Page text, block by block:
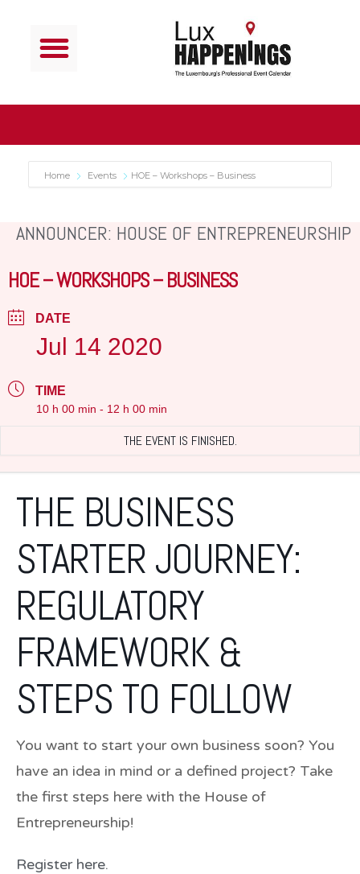
Home Events HOE – Workshops – Business
ANNOUNCER: HOUSE OF ENTREPRENEURSHIP
HOE – WORKSHOPS – BUSINESS
DATE
Jul 14 2020
TIME
10 h 00 min - 12 h 00 min
THE EVENT IS FINISHED.
THE BUSINESS
STARTER JOURNEY:
REGULATORY
FRAMEWORK &
STEPS TO FOLLOW
You want to start your own business soon? You
have an idea in mind or a defined project? Take
the first steps here with the House of
Entrepreneurship!
Register here.